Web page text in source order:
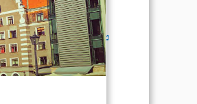
טיסות ישירות בלבד